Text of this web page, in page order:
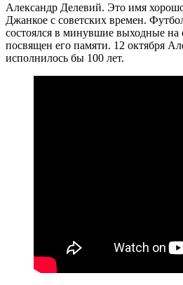
Александр Делевий. Это имя
Джанкое с советских времен.
состоялся в минувшие выходные на
посвящен его памяти. 12 октября
исполнилось бы 100 лет.